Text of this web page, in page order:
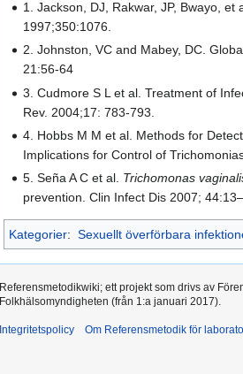
1. Jackson, DJ, Rakwar, JP, Bwayo,
1997;350:1076.
2. Johnston, VC and Mabey, DC.
21:56-64
3. Cudmore S L et al. Treatment of
Rev. 2004;17: 783-793.
4. Hobbs M M et al. Methods for
Implications for Control of
5. Seña A C et al. Trichomonas
prevention. Clin Infect Dis 2007;
Kategorier: Sexuellt överförbara
Referensmetodikwiki; ett projekt som drivs av
Folkhälsomyndigheten (från 1:a januari 2017).
Integritetspolicy Om Referensmetodik för